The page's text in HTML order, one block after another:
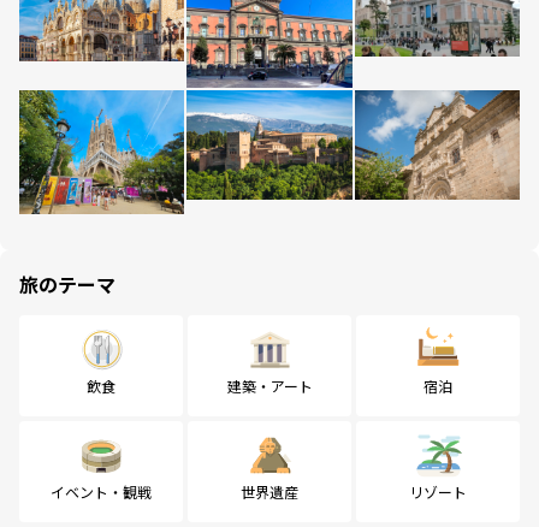
旅のテーマ
飲食 建築・アート 宿泊
イベント・観戦 世界遺産 リゾート